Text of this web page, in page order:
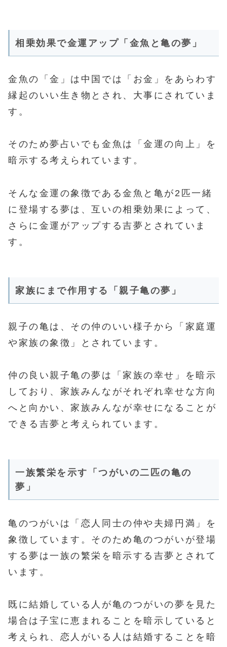
相乗効果で金運アップ「金魚と亀の夢」
金魚の「金」は中国では「お金」をあらわす
縁起のいい生き物とされ、大事にされていま
す。
そのため夢占いでも金魚は「金運の向上」を
暗示する考えられています。
そんな金運の象徴である金魚と亀が2匹一緒
に登場する夢は、互いの相乗効果によって、
さらに金運がアップする吉夢とされていま
す。
家族にまで作用する「親子亀の夢」
親子の亀は、その仲のいい様子から「家庭運
や家族の象徴」とされています。
仲の良い親子亀の夢は「家族の幸せ」を暗示
しており、家族みんながそれぞれ幸せな方向
へと向かい、家族みんなが幸せになることが
できる吉夢と考えられています。
一族繁栄を示す「つがいの二匹の亀の
夢」
亀のつがいは「恋人同士の仲や夫婦円満」を
象徴しています。そのため亀のつがいが登場
する夢は一族の繁栄を暗示する吉夢とされて
います。
既に結婚している人が亀のつがいの夢を見た
場合は子宝に恵まれることを暗示していると
考えられ、恋人がいる人は結婚することを暗